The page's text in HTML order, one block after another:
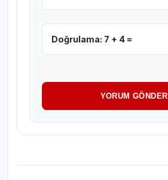
Doğrulama: 7 + 4 =
YORUM GÖNDER